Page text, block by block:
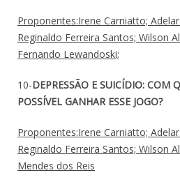
Proponentes:Irene Carniatto;
Reginaldo Ferreira Santos; Wilson
Fernando Lewandoski;
10-DEPRESSÃO E SUICÍDIO: COM
POSSÍVEL GANHAR ESSE JOGO?
Proponentes:Irene Carniatto;
Reginaldo Ferreira Santos; Wilson
Mendes dos Reis